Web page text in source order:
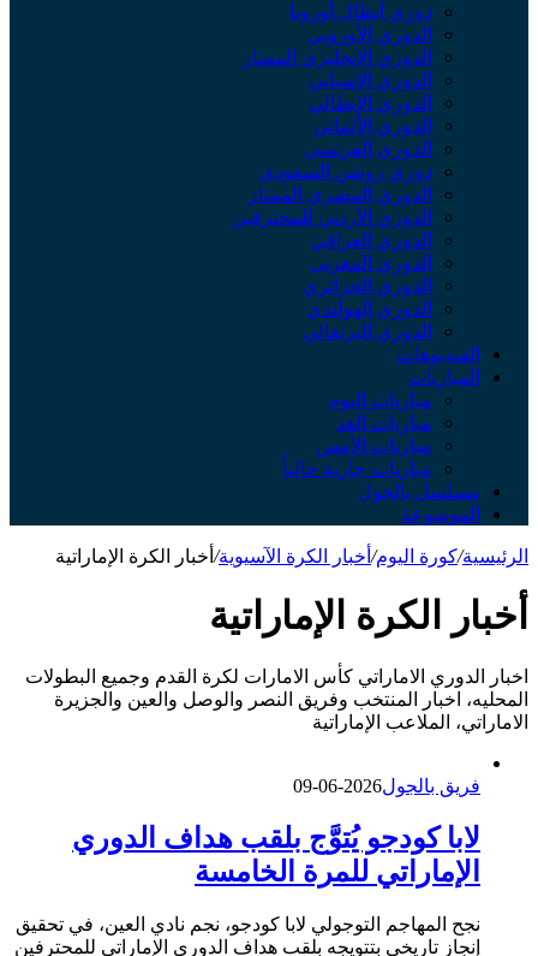
دوري أبطال أوروبا
الدوري الأوروبي
الدوري الإنجليزي الممتاز
الدوري الإسباني
الدوري الإيطالي
الدوري الألماني
الدوري الفرنسي
دوري روشن السعودي
الدوري المصري الممتاز
الدوري الأردني للمحترفين
الدوري العراقي
الدوري المغربي
الدوري الجزائري
الدوري الهولندي
الدوري البرتغالي
الفيديوهات
المباريات
مباريات اليوم
مباريات الغد
مباريات الأمس
مباريات جارية حالياً
مسلسل بالجول
الموسوعة
الرئيسية/كورة اليوم/ أخبار الكرة الآسيوية/ أخبار الكرة الإماراتية
أخبار الكرة الإماراتية
اخبار الدوري الاماراتي كأس الامارات لكرة القدم وجميع البطولات
المحليه، اخبار المنتخب وفريق النصر والوصل والعين والجزيرة
الاماراتي، الملاعب الإماراتية
فريق بالجول2026-06-09
لابا كودجو يُتوَّج بلقب هداف الدوري
الإماراتي للمرة الخامسة
نجح المهاجم التوجولي لابا كودجو، نجم نادي العين، في تحقيق
إنجاز تاريخي بتتويجه بلقب هداف الدوري الإماراتي للمحترفين